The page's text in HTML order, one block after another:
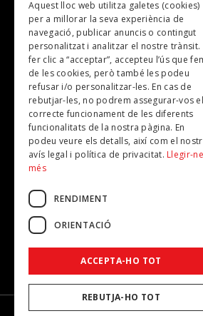
TV
Plans per fer
Revistes
SUBSCRIU-TE A LA NOSTRA
Correu electrònic*
Accepto lapolítica de privacitat
Aquest lloc web utilitza galetes (cookies)
per a millorar la seva experiència de
navegació, publicar anuncis o contingut
personalitzat i analitzar el nostre trànsit.
fer clic a “acceptar”, accepteu l’ús que
de les cookies, però també les podeu
refusar i/o personalitzar-les. En cas de
rebutjar-les, no podrem assegurar-vos el
correcte funcionament de les diferents
funcionalitats de la nostra pàgina. En
podeu veure els detalls, així com el
avís legal i política de privacitat. Llegir-ne
més
RENDIMENT
ORIENTACIÓ
ACCEPTA-HO TOT
REBUTJA-HO TOT